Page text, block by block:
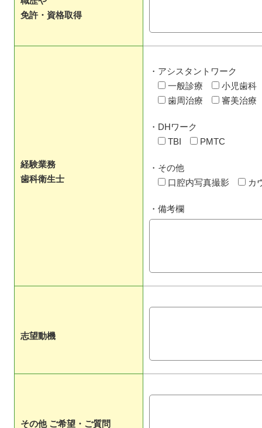
免許・資格取得
経験業務
歯科衛生士
・アシスタントワーク
一般診療
小児歯科
歯周治療
審美治療
・DHワーク
TBI
PMTC
・その他
口腔内写真撮影
カ
・備考欄
志望動機
その他 ご希望・ご質問